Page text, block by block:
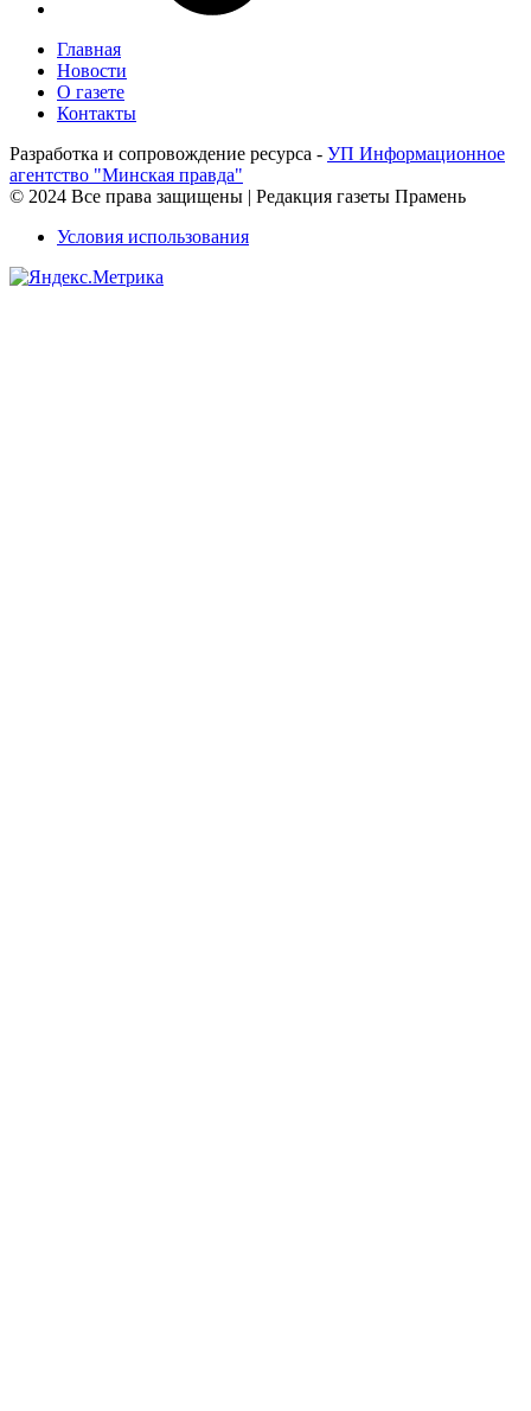
Главная
Новости
О газете
Контакты
Разработка и сопровождение ресурса - УП Информационное
агентство "Минская правда"
© 2024 Все права защищены | Редакция газеты Прамень
Условия использования